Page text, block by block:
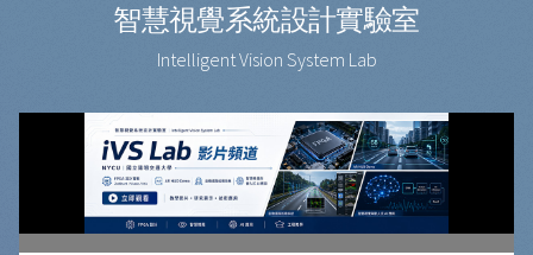
智慧視覺系統設計實驗室
Intelligent Vision System Lab